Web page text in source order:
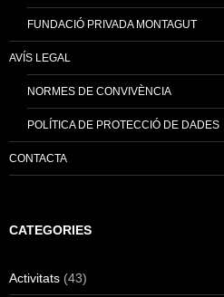
FUNDACIÓ PRIVADA MONTAGUT
AVÍS LEGAL
NORMES DE CONVIVÈNCIA
POLÍTICA DE PROTECCIÓ DE DADES
CONTACTA
CATEGORIES
Activitats (43)